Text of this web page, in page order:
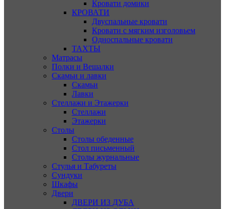
Кровати домики
КРОВАТИ
Двуспальные кровати
Кровати с мягким изголовьем
Односпальные кровати
ТАХТЫ
Матрасы
Полки и Вешалки
Скамьи и лавки
Скамьи
Лавки
Стеллажи и Этажерки
Стеллажи
Этажерки
Столы
Столы обеденные
Стол письменный
Столы журнальные
Стулья и Табуреты
Сундуки
Шкафы
Двери
ДВЕРИ ИЗ ДУБА